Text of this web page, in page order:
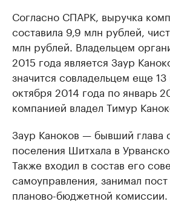
Согласно СПАРК, выручка
составила 9,9 млн рублей,
млн рублей. Владельцем
2015 года является Заур
значится совладельцем еще
октября 2014 года по январь
компанией владел Тимур
Заур Каноков — бывший глава
поселения Шитхала в
Также входил в состав его
самоуправления, занимал
планово-бюджетной комиссии.